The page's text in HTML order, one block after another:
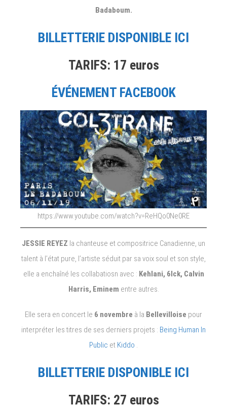
Badaboum.
BILLETTERIE DISPONIBLE ICI
TARIFS: 17 euros
ÉVÉNEMENT FACEBOOK
https://www.youtube.com/watch?v=ReHQo0Ne0RE
JESSIE REYEZ la chanteuse et compositrice Canadienne, un
talent à l’état pure, l’artiste séduit par sa voix soul et son style,
elle a enchaîné les collabatiosn avec : Kehlani, 6lck, Calvin
Harris, Eminem entre autres.
Elle sera en concert le 6 novembre à la Bellevilloise pour
interpréter les titres de ses derniers projets : Being Human In
Public et Kiddo .
BILLETTERIE DISPONIBLE ICI
TARIFS: 27 euros